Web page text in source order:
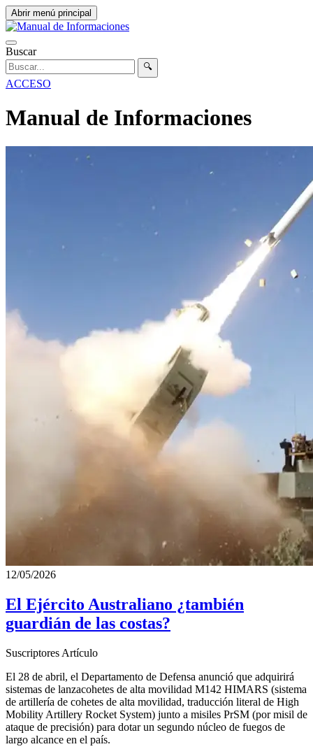
Abrir menú principal
Buscar
🔍
ACCESO
Manual de Informaciones
12/05/2026
El Ejército Australiano ¿también
guardián de las costas?
Suscriptores Artículo
El 28 de abril, el Departamento de Defensa anunció que adquirirá
sistemas de lanzacohetes de alta movilidad M142 HIMARS (sistema
de artillería de cohetes de alta movilidad, traducción literal de High
Mobility Artillery Rocket System) junto a misiles PrSM (por misil de
ataque de precisión) para dotar un segundo núcleo de fuegos de
largo alcance en el país.